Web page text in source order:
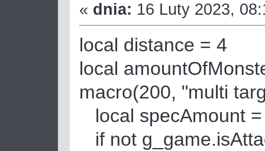
« dnia: 16 Luty 2023,
local distance = 4
local
macro(200, "multi
local specAmount
if not